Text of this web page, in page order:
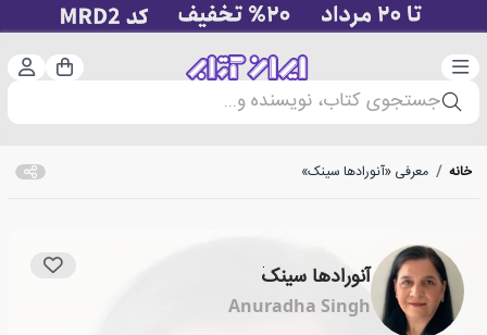
دسته‌بندی سبد
جستجوی کتاب، نویسنده و...
خانه / معرفی «آنورادها سینک»
آنورادها سینک
Anuradha Singh